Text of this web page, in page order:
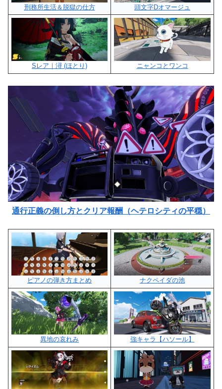
刑務所生活＆脱獄の仕方 頭文字Dオマージュ
Sレア｜潯 (ほとり) ニャンコとワンコ
通行正義の倒し方とクリア報酬（ヘテロシティの平穏）
ピアノの弾き方まとめ ナクペイダの池
異地の哀れみ 強キャラ【ハソール】